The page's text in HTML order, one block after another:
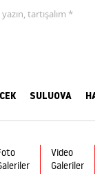
tartışalım *
SULUOVA
Video
Galeriler